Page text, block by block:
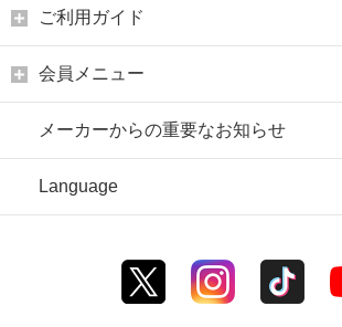
ご利用ガイド
会員メニュー
メーカーからの重要なお知らせ
Language